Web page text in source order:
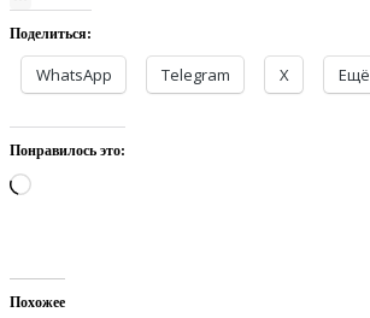
Поделиться:
WhatsApp Telegram X Ещё
Понравилось это:
Загрузка…
Похожее